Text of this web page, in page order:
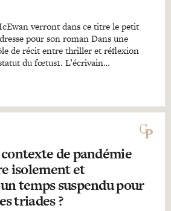
verront dans ce titre le petit
pour son roman Dans une
de récit entre thriller et réflexion
du fœtus1. L’écrivain…
de pandémie
isolement et
temps suspendu pour
triades ?